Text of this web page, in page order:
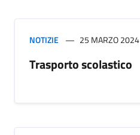
NOTIZIE 25 MARZO 2024
Trasporto scolastico